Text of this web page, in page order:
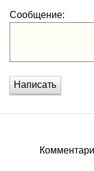
Сообщение:
Написать